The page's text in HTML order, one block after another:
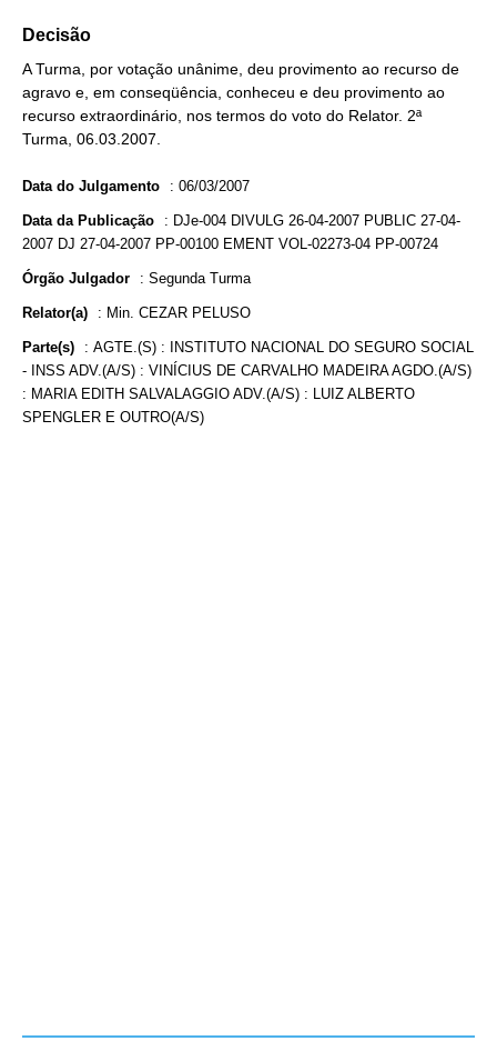
Decisão
A Turma, por votação unânime, deu provimento ao recurso de
agravo e, em conseqüência, conheceu e deu provimento ao
recurso extraordinário, nos termos do voto do Relator. 2ª
Turma, 06.03.2007.
Data do Julgamento : 06/03/2007
Data da Publicação : DJe-004 DIVULG 26-04-2007 PUBLIC 27-04-
2007 DJ 27-04-2007 PP-00100 EMENT VOL-02273-04 PP-00724
Órgão Julgador : Segunda Turma
Relator(a) : Min. CEZAR PELUSO
Parte(s) : AGTE.(S) : INSTITUTO NACIONAL DO SEGURO SOCIAL
- INSS ADV.(A/S) : VINÍCIUS DE CARVALHO MADEIRA AGDO.(A/S)
: MARIA EDITH SALVALAGGIO ADV.(A/S) : LUIZ ALBERTO
SPENGLER E OUTRO(A/S)